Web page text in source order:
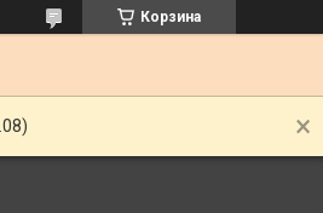
Корзина